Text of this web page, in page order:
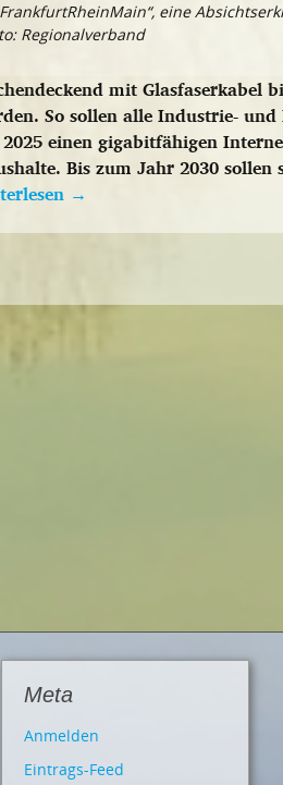
eine
Regionalverband
mit Glasfaserkabel
So sollen alle Industrie-
einen gigabitfähigen
Bis zum Jahr 2030 sollen
→
Meta
Anmelden
Eintrags-Feed